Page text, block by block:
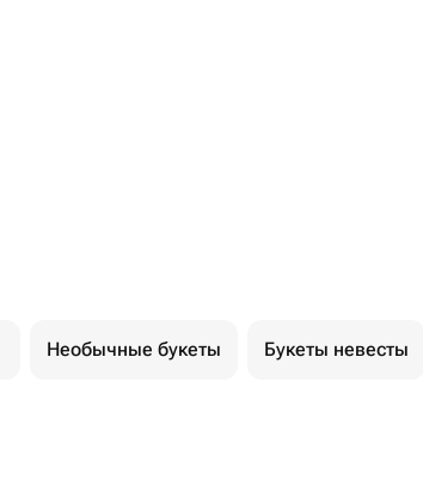
Необычные букеты Букеты невесты